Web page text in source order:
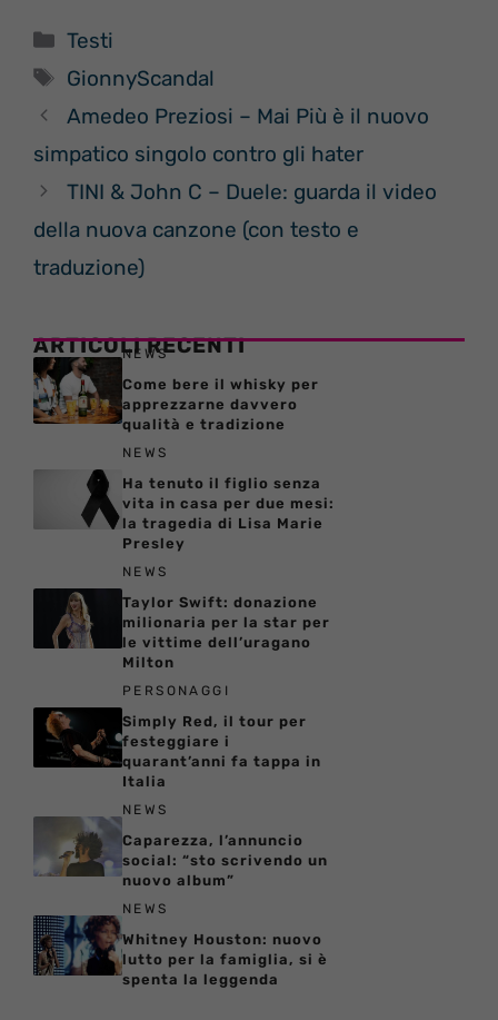
Categorie
Testi
Tag
GionnyScandal
Amedeo Preziosi – Mai Più è il nuovo
simpatico singolo contro gli hater
TINI & John C – Duele: guarda il video
della nuova canzone (con testo e
traduzione)
ARTICOLI RECENTI
NEWS
Come bere il whisky per
apprezzarne davvero
qualità e tradizione
NEWS
Ha tenuto il figlio senza
vita in casa per due mesi:
la tragedia di Lisa Marie
Presley
NEWS
Taylor Swift: donazione
milionaria per la star per
le vittime dell’uragano
Milton
PERSONAGGI
Simply Red, il tour per
festeggiare i
quarant’anni fa tappa in
Italia
NEWS
Caparezza, l’annuncio
social: “sto scrivendo un
nuovo album”
NEWS
Whitney Houston: nuovo
lutto per la famiglia, si è
spenta la leggenda